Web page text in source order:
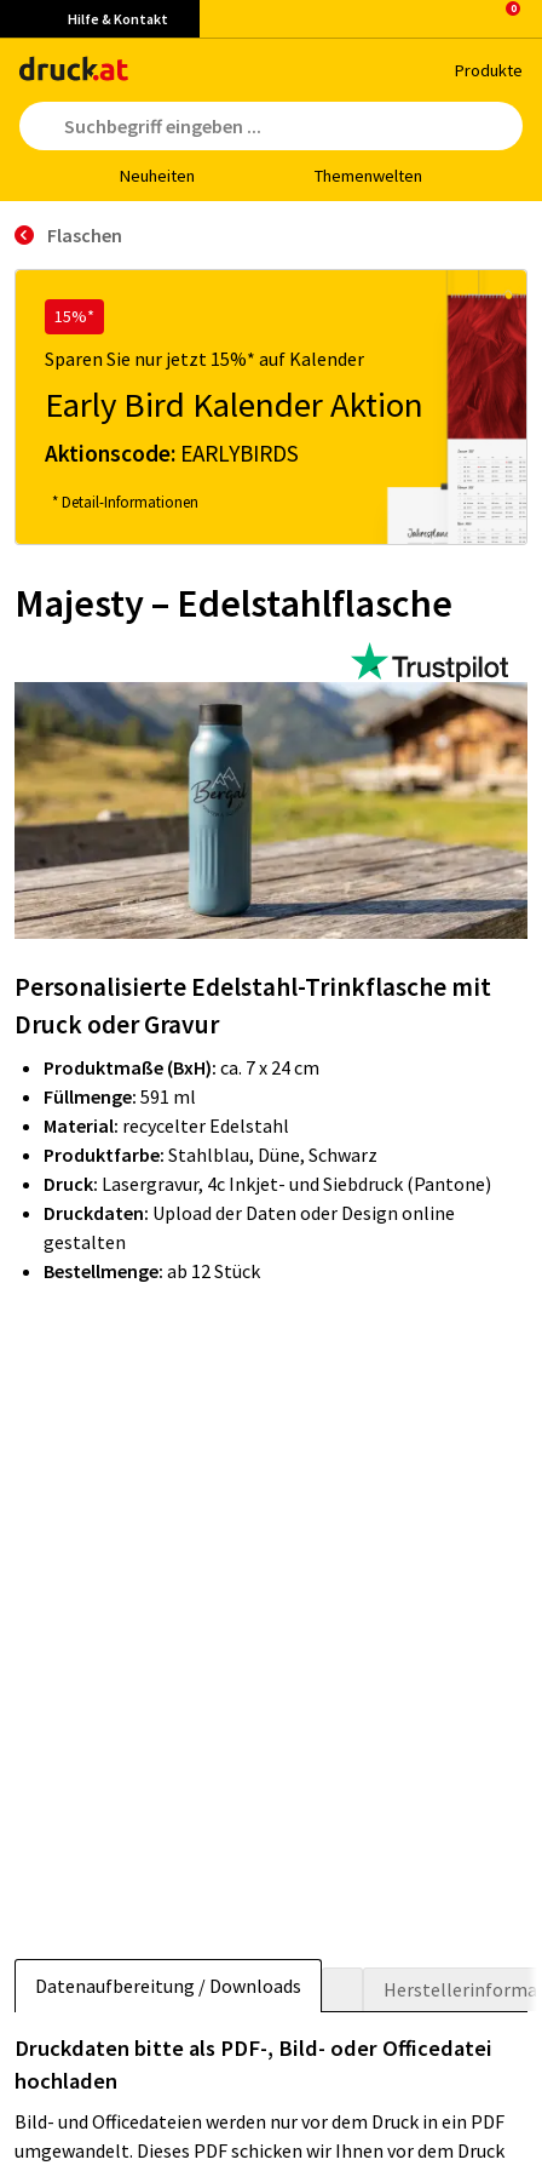
Hilfe & Kontakt
Pro­duk­te
Neu­hei­ten The­men­wel­ten
Flaschen
15%*
Sparen Sie nur jetzt 15%* auf Kalender
Early Bird Kalender Aktion
Aktionscode: EARLYBIRDS
* Detail-Informationen
Majesty – Edelstahlflasche
Personalisierte Edelstahl-Trinkflasche mit
Druck oder Gravur
Produktmaße (BxH): ca. 7 x 24 cm
Füllmenge: 591 ml
Material: recycelter Edelstahl
Produktfarbe: Stahlblau, Düne, Schwarz
Druck: Lasergravur, 4c Inkjet- und Siebdruck (Pantone)
Druckdaten: Upload der Daten oder Design online
gestalten
Bestellmenge: ab 12 Stück
Datenaufbereitung / Downloads
Druckdaten bitte als PDF-, Bild- oder Officedatei
hochladen
Bild- und Officedateien werden nur vor dem Druck in ein PDF
umgewandelt. Dieses PDF schicken wir Ihnen vor dem Druck